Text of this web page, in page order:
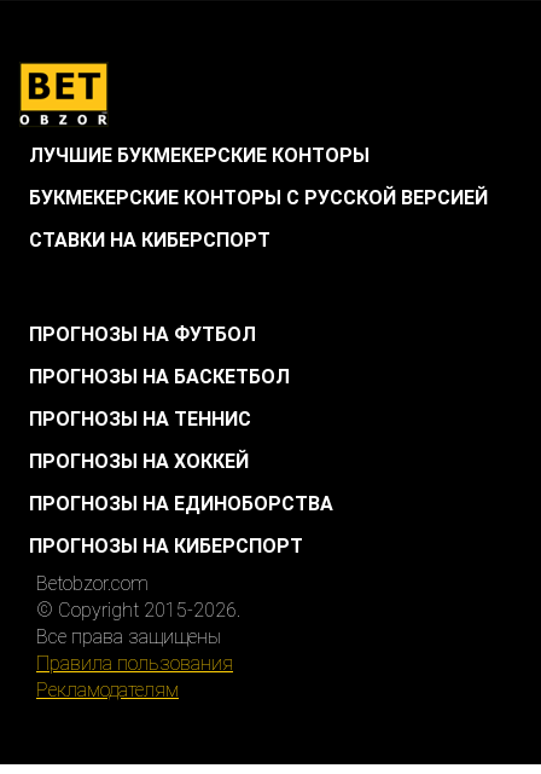
ЛУЧШИЕ БУКМЕКЕРСКИЕ КОНТОРЫ
БУКМЕКЕРСКИЕ КОНТОРЫ С РУССКОЙ ВЕРСИЕЙ
СТАВКИ НА КИБЕРСПОРТ
ПРОГНОЗЫ НА ФУТБОЛ
ПРОГНОЗЫ НА БАСКЕТБОЛ
ПРОГНОЗЫ НА ТЕННИС
ПРОГНОЗЫ НА ХОККЕЙ
ПРОГНОЗЫ НА ЕДИНОБОРСТВА
ПРОГНОЗЫ НА КИБЕРСПОРТ
Betobzor.com
© Copyright 2015-2026.
Все права защищены
Правила пользования
Рекламодателям